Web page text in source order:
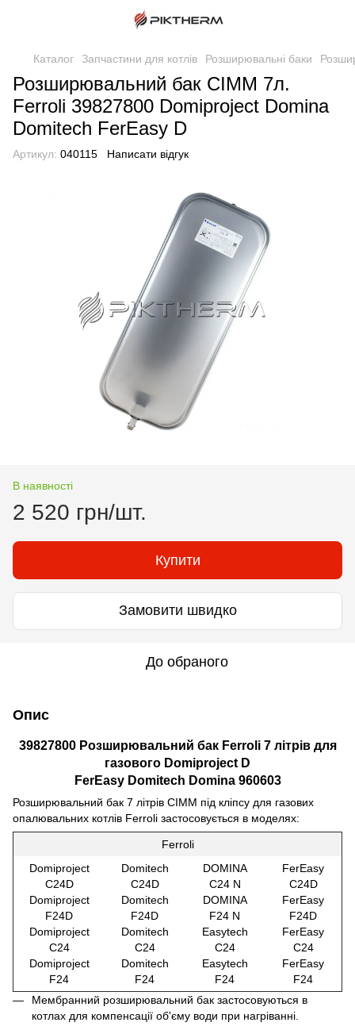
Каталог Запчастини для котлів Розширювальні баки
Розширювальний бак CIMM 7л.
Ferroli 39827800 Domiproject Domina
Domitech FerEasy D
Артикул: 040115 Написати відгук
В наявності
2 520 грн/шт.
Купити
Замовити швидко
До обраного
Опис
39827800 Розширювальний бак Ferroli 7 літрів для
газового Domiproject D
FerEasy Domitech Domina 960603
Розширювальний бак 7 літрів CIMM під кліпсу для газових
опалювальних котлів Ferroli застосовується в моделях:
Ferroli
Domiproject
C24D
Domiproject
F24D
Domiproject
C24
Domiproject
F24
Domitech
C24D
Domitech
F24D
Domitech
C24
Domitech
F24
DOMINA
C24 N
DOMINA
F24 N
Easytech
C24
Easytech
F24
FerEasy
C24D
FerEasy
F24D
FerEasy
C24
FerEasy
F24
Мембранний розширювальний бак застосовуються в
котлах для компенсації об'єму води при нагріванні.